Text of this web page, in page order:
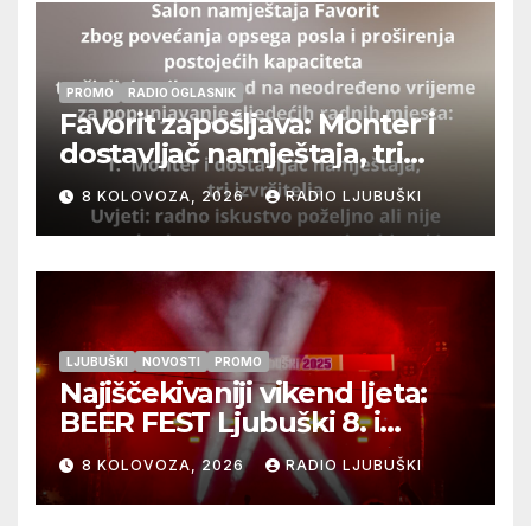
PROMO RADIO OGLASNIK
Favorit zapošljava: Monter i
dostavljač namještaja, tri
izvršitelja
8 KOLOVOZA, 2026 RADIO LJUBUŠKI
LJUBUŠKI NOVOSTI PROMO
Najiščekivaniji vikend ljeta:
BEER FEST Ljubuški 8. i
9.kolovoza
8 KOLOVOZA, 2026 RADIO LJUBUŠKI